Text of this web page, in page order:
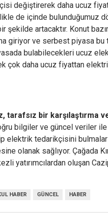
değiştirerek daha ucuz
de içinde bulunduğumuz
şekilde artacaktır. Konut
giriyor ve serbest piyasa
bulabilecekleri ucuz
çok daha ucuz fiyattan
tarafsız bir
bilgiler ve güncel veriler
elektrik tedarikçisini
olanak sağlıyor. Çağada
yatırımcılardan oluşan
HABER GÜNCEL HABER